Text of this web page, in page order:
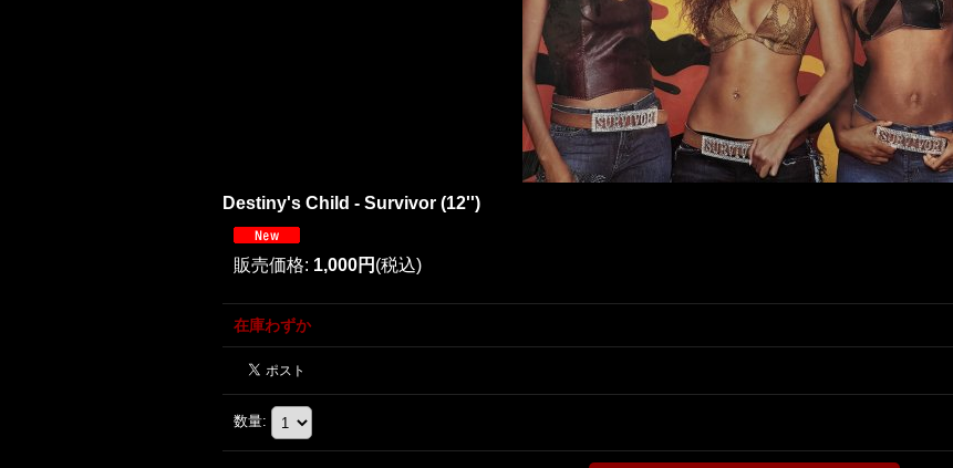
Destiny's Child - Survivor (12'')
販売価格: 1,000円 (税込)
在庫わずか
数量: